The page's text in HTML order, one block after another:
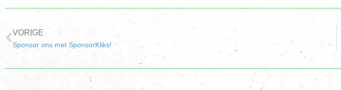
VORIGE
Sponsor ons met SponsorKliks!